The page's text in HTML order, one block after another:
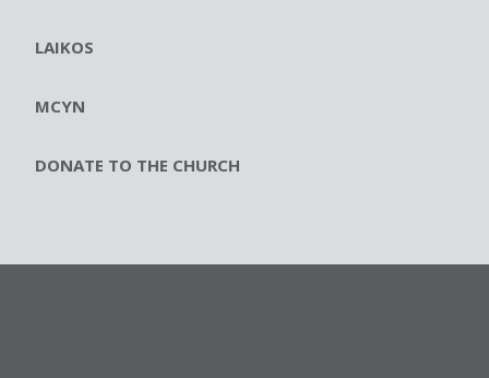
LAIKOS
MCYN
DONATE TO THE CHURCH